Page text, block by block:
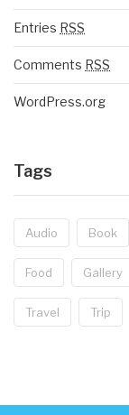
Entries RSS
Comments RSS
WordPress.org
Tags
Audio Book
Food Gallery
Travel Trip